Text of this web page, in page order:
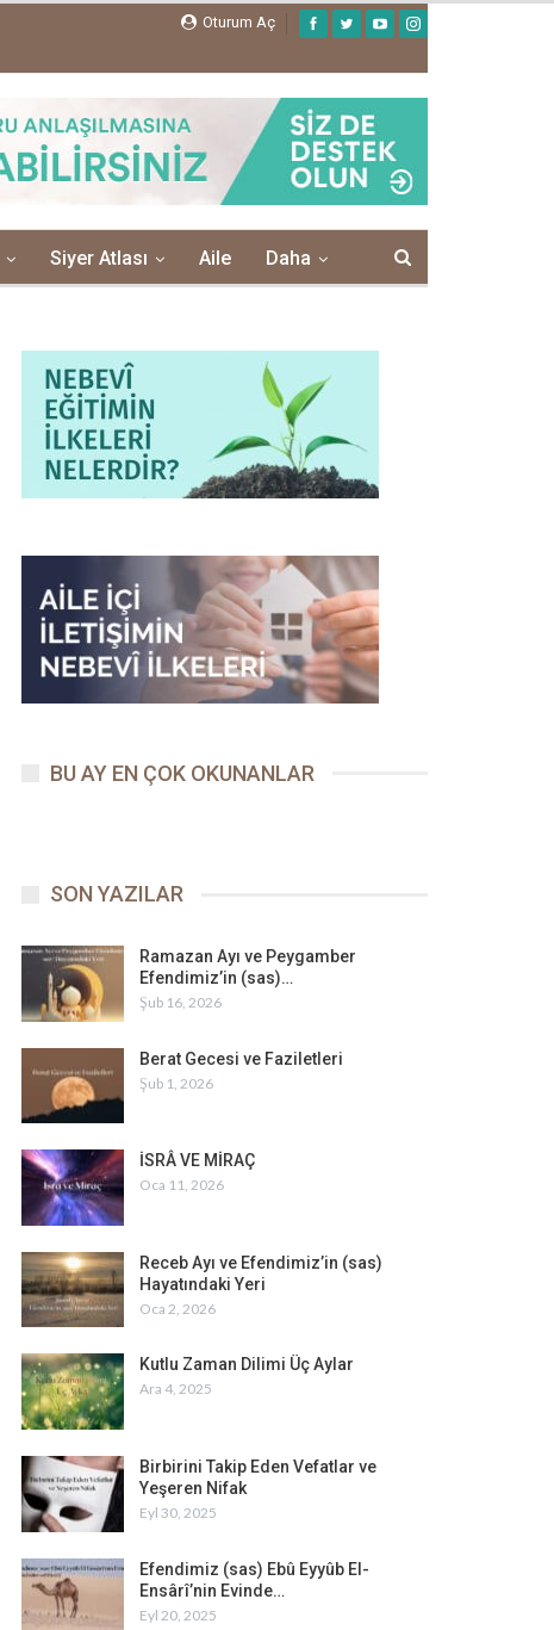
Oturum Aç
Siyer Atlası Aile Daha
BU AY EN ÇOK OKUNANLAR
SON YAZILAR
Ramazan Ayı ve Peygamber
Efendimiz’in (sas)…
Şub 16, 2026
Berat Gecesi ve Faziletleri
Şub 1, 2026
İSRÂ VE MİRAÇ
Oca 11, 2026
Receb Ayı ve Efendimiz’in (sas)
Hayatındaki Yeri
Oca 2, 2026
Kutlu Zaman Dilimi Üç Aylar
Ara 4, 2025
Birbirini Takip Eden Vefatlar ve
Yeşeren Nifak
Eyl 30, 2025
Efendimiz (sas) Ebû Eyyûb El-
Ensârî’nin Evinde…
Eyl 20, 2025